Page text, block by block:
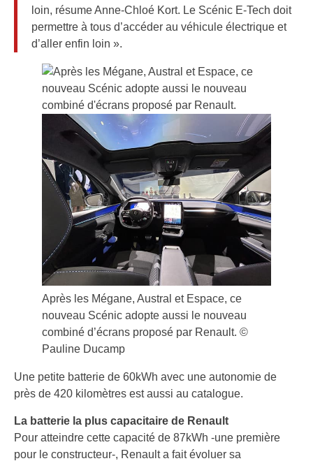
loin, résume Anne-Chloé Kort. Le Scénic E-Tech doit
permettre à tous d’accéder au véhicule électrique et
d’aller enfin loin ».
Après les Mégane, Austral et Espace, ce
nouveau Scénic adopte aussi le nouveau
combiné d’écrans proposé par Renault. ©
Pauline Ducamp
Une petite batterie de 60kWh avec une autonomie de
près de 420 kilomètres est aussi au catalogue.
La batterie la plus capacitaire de Renault
Pour atteindre cette capacité de 87kWh -une première
pour le constructeur-, Renault a fait évoluer sa